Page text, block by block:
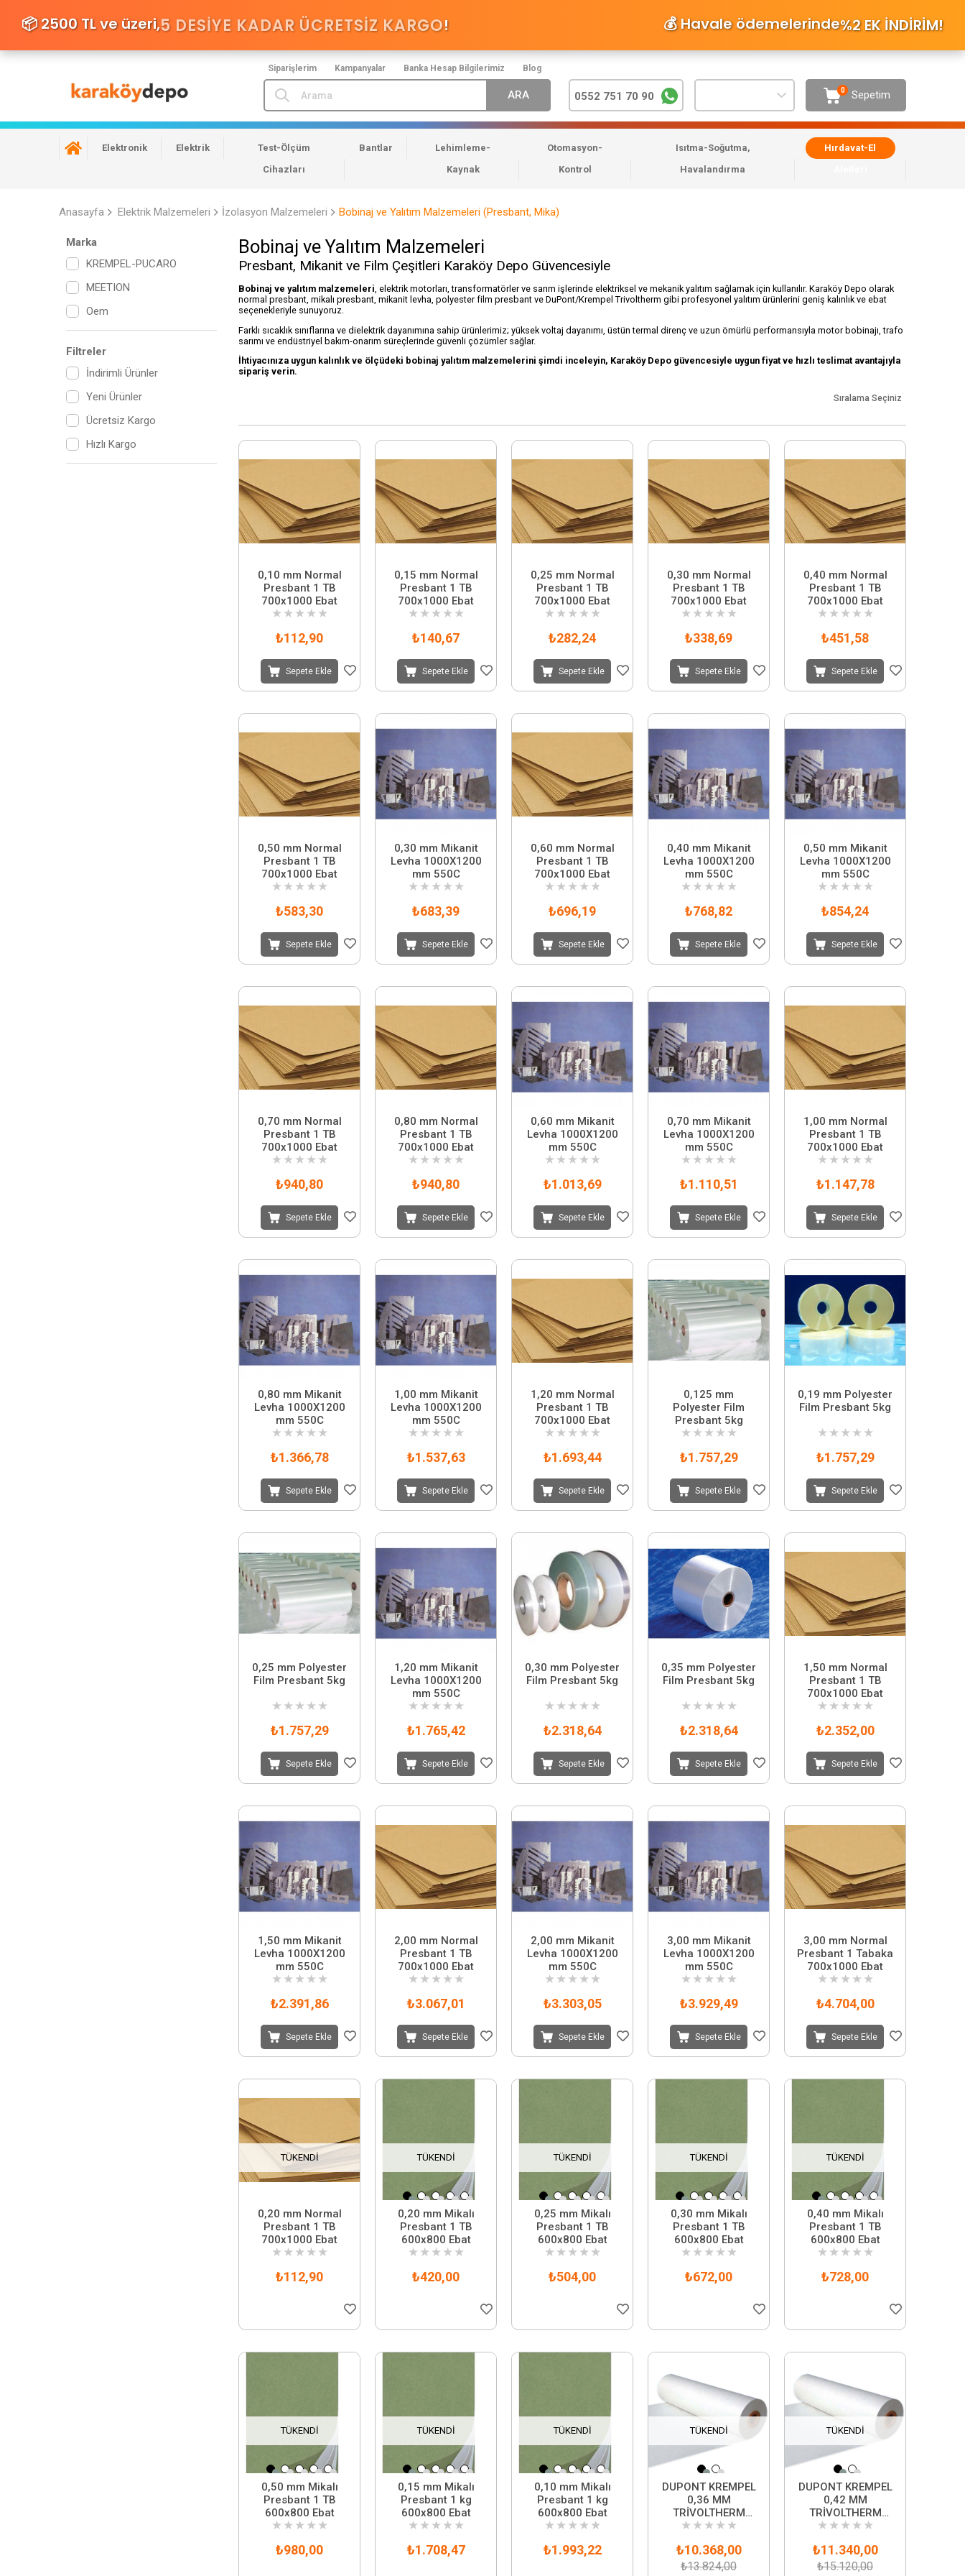
Siparişlerim Kampanyalar Banka Hesap Bilgilerimiz Blog
📦 2500 TL ve üzeri,5 DESIYE KADAR ÜCRETSİZ KARGO! 💰 Havale ödemelerinde%2 EK İNDİRİM!
Sepetim
0
0552 751 70 90
Elektronik Elektrik
Test-Ölçüm
Cihazları
Bantlar
Lehimleme-
Kaynak
Otomasyon-
Kontrol
Isıtma-Soğutma,
Havalandırma
Hırdavat-El
Anasayfa Elektrik Malzemeleri İzolasyon Malzemeleri Bobinaj ve Yalıtım Malzemeleri (Presbant, Mika)
Marka
KREMPEL-PUCARO
MEETION
Oem
Filtreler
İndirimli Ürünler
Yeni Ürünler
Ücretsiz Kargo
Hızlı Kargo
Bobinaj ve Yalıtım Malzemeleri
Presbant, Mikanit ve Film Çeşitleri Karaköy Depo Güvencesiyle
Bobinaj ve yalıtım malzemeleri , elektrik motorları, transformatörler ve sarım işlerinde elektriksel ve mekanik yalıtım sağlamak için kullanılır. Karaköy Depo olarak
normal presbant, mikalı presbant, mikanit levha, polyester film presbant ve DuPont/Krempel Trivoltherm gibi profesyonel yalıtım ürünlerini geniş kalınlık ve ebat
seçenekleriyle sunuyoruz.
Farklı sıcaklık sınıflarına ve dielektrik dayanımına sahip ürünlerimiz; yüksek voltaj dayanımı, üstün termal direnç ve uzun ömürlü performansıyla motor bobinajı, trafo
sarımı ve endüstriyel bakım-onarım süreçlerinde güvenli çözümler sağlar.
İhtiyacınıza uygun kalınlık ve ölçüdeki bobinaj yalıtım malzemelerini şimdi inceleyin, Karaköy Depo güvencesiyle uygun fiyat ve hızlı teslimat avantajıyla
sipariş verin.
Sıralama Seçiniz
0,10 mm Normal
Presbant 1 TB
700x1000 Ebat
★ ★ ★ ★ ★
₺112,90
Sepete Ekle
0,15 mm Normal
Presbant 1 TB
700x1000 Ebat
★ ★ ★ ★ ★
₺140,67
Sepete Ekle
0,25 mm Normal
Presbant 1 TB
700x1000 Ebat
★ ★ ★ ★ ★
₺282,24
Sepete Ekle
0,30 mm Normal
Presbant 1 TB
700x1000 Ebat
★ ★ ★ ★ ★
₺338,69
Sepete Ekle
0,40 mm Normal
Presbant 1 TB
700x1000 Ebat
★ ★ ★ ★ ★
₺451,58
Sepete Ekle
0,50 mm Normal
Presbant 1 TB
700x1000 Ebat
★ ★ ★ ★ ★
₺583,30
Sepete Ekle
0,30 mm Mikanit
Levha 1000X1200
mm 550C
★ ★ ★ ★ ★
₺683,39
Sepete Ekle
0,60 mm Normal
Presbant 1 TB
700x1000 Ebat
★ ★ ★ ★ ★
₺696,19
Sepete Ekle
0,40 mm Mikanit
Levha 1000X1200
mm 550C
★ ★ ★ ★ ★
₺768,82
Sepete Ekle
0,50 mm Mikanit
Levha 1000X1200
mm 550C
★ ★ ★ ★ ★
₺854,24
Sepete Ekle
0,70 mm Normal
Presbant 1 TB
700x1000 Ebat
★ ★ ★ ★ ★
₺940,80
Sepete Ekle
0,80 mm Normal
Presbant 1 TB
700x1000 Ebat
★ ★ ★ ★ ★
₺940,80
Sepete Ekle
0,60 mm Mikanit
Levha 1000X1200
mm 550C
★ ★ ★ ★ ★
₺1.013,69
Sepete Ekle
0,70 mm Mikanit
Levha 1000X1200
mm 550C
★ ★ ★ ★ ★
₺1.110,51
Sepete Ekle
1,00 mm Normal
Presbant 1 TB
700x1000 Ebat
★ ★ ★ ★ ★
₺1.147,78
Sepete Ekle
0,80 mm Mikanit
Levha 1000X1200
mm 550C
★ ★ ★ ★ ★
₺1.366,78
Sepete Ekle
1,00 mm Mikanit
Levha 1000X1200
mm 550C
★ ★ ★ ★ ★
₺1.537,63
Sepete Ekle
1,20 mm Normal
Presbant 1 TB
700x1000 Ebat
★ ★ ★ ★ ★
₺1.693,44
Sepete Ekle
0,125 mm
Polyester Film
Presbant 5kg
★ ★ ★ ★ ★
₺1.757,29
Sepete Ekle
0,19 mm Polyester
Film Presbant 5kg
★ ★ ★ ★ ★
₺1.757,29
Sepete Ekle
0,25 mm Polyester
Film Presbant 5kg
★ ★ ★ ★ ★
₺1.757,29
Sepete Ekle
1,20 mm Mikanit
Levha 1000X1200
mm 550C
★ ★ ★ ★ ★
₺1.765,42
Sepete Ekle
0,30 mm Polyester
Film Presbant 5kg
★ ★ ★ ★ ★
₺2.318,64
Sepete Ekle
0,35 mm Polyester
Film Presbant 5kg
★ ★ ★ ★ ★
₺2.318,64
Sepete Ekle
1,50 mm Normal
Presbant 1 TB
700x1000 Ebat
★ ★ ★ ★ ★
₺2.352,00
Sepete Ekle
1,50 mm Mikanit
Levha 1000X1200
mm 550C
★ ★ ★ ★ ★
₺2.391,86
Sepete Ekle
2,00 mm Normal
Presbant 1 TB
700x1000 Ebat
★ ★ ★ ★ ★
₺3.067,01
Sepete Ekle
2,00 mm Mikanit
Levha 1000X1200
mm 550C
★ ★ ★ ★ ★
₺3.303,05
Sepete Ekle
3,00 mm Mikanit
Levha 1000X1200
mm 550C
★ ★ ★ ★ ★
₺3.929,49
Sepete Ekle
3,00 mm Normal
Presbant 1 Tabaka
700x1000 Ebat
★ ★ ★ ★ ★
₺4.704,00
Sepete Ekle
TÜKENDI
0,20 mm Normal
Presbant 1 TB
700x1000 Ebat
★ ★ ★ ★ ★
₺112,90
TÜKENDI
0,20 mm Mikalı
Presbant 1 TB
600x800 Ebat
★ ★ ★ ★ ★
₺420,00
TÜKENDI
0,25 mm Mikalı
Presbant 1 TB
600x800 Ebat
★ ★ ★ ★ ★
₺504,00
TÜKENDI
0,30 mm Mikalı
Presbant 1 TB
600x800 Ebat
★ ★ ★ ★ ★
₺672,00
TÜKENDI
0,40 mm Mikalı
Presbant 1 TB
600x800 Ebat
★ ★ ★ ★ ★
₺728,00
TÜKENDI
0,50 mm Mikalı
Presbant 1 TB
600x800 Ebat
★ ★ ★ ★ ★
₺980,00
TÜKENDI
0,15 mm Mikalı
Presbant 1 kg
600x800 Ebat
★ ★ ★ ★ ★
₺1.708,47
TÜKENDI
0,10 mm Mikalı
Presbant 1 kg
600x800 Ebat
★ ★ ★ ★ ★
₺1.993,22
TÜKENDI
DUPONT KREMPEL
0,36 MM
TRİVOLTHERM
PRESBANT 5 KİLO
★ ★ ★ ★ ★
₺10.368,00
₺13.824,00
TÜKENDI
DUPONT KREMPEL
0,42 MM
TRİVOLTHERM
PRESBANT 5 KİLO
★ ★ ★ ★ ★
₺11.340,00
₺15.120,00